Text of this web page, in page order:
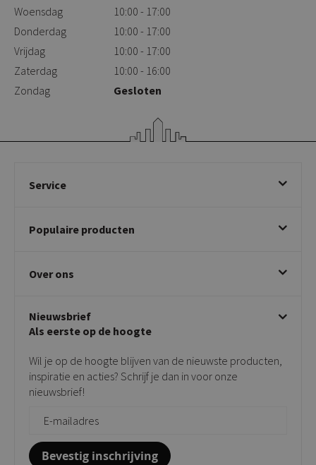
Woensdag
10:00 - 17:00
Donderdag
10:00 - 17:00
Vrijdag
10:00 - 17:00
Zaterdag
10:00 - 16:00
Zondag
Gesloten
Service
Betalen & annuleren
Klachtafhandeling
Privacy policy
Populaire producten
Draaibare eetkamerstoelen
Taupe stoelen
Tuinstoelen
Bijzettafels
Over ons
Showroom
Contact
Onderhoudsproducten
Vloerbescherming
Giftcards
Nieuwsbrief
Als eerste op de hoogte
Wil je op de hoogte blijven van de nieuwste producten,
inspiratie en acties? Schrijf je dan in voor onze
nieuwsbrief!
Bevestig inschrijving